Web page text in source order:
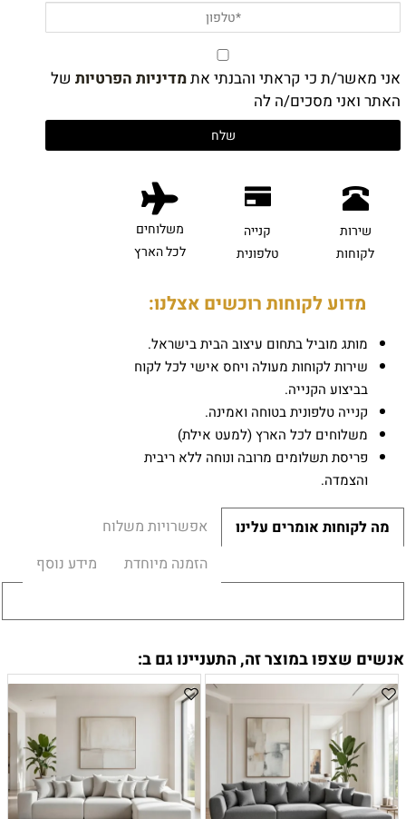
אני מאשר/ת כי קראתי והבנתי אתמדיניות הפרטיות של
האתר ואני מסכים/ה לה
שירות
לקוחות
קנייה
טלפונית
משלוחים
לכל הארץ
מדוע לקוחות רוכשים אצלנו:
מותג מוביל בתחום עיצוב הבית בישראל.
שירות לקוחות מעולה ויחס אישי לכל לקוח
בביצוע הקנייה.
קנייה טלפונית בטוחה ואמינה.
משלוחים לכל הארץ (למעט אילת)
פריסת תשלומים מרובה ונוחה ללא ריבית
והצמדה.
מה לקוחות אומרים עלינו
אפשרויות משלוח
הזמנה מיוחדת
מידע נוסף
אנשים שצפו במוצר זה, התעניינו גם ב: